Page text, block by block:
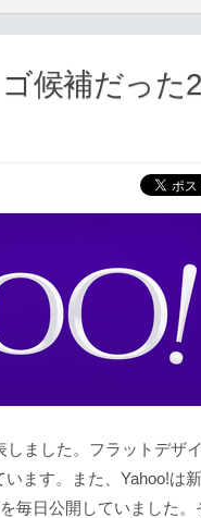
候補だった
ました。フラットデザ
ます。また、Yahoo!は
毎日公開していました。